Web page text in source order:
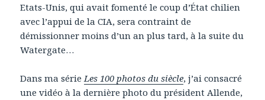
Etats-Unis, qui avait fomenté le coup d’État chilien
avec l’appui de la CIA, sera contraint de
démissionner moins d’un an plus tard, à la suite du
Watergate…
Dans ma sérieLes 100 photos du siècle, j’ai consacré
une vidéo à la dernière photo du président Allende,